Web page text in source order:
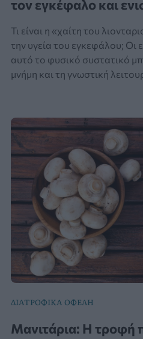
τον εγκέφαλο και
Τι είναι η «χαίτη του
την υγεία του εγκεφάλου; Οι
αυτό το φυσικό συστατικό
μνήμη και τη γνωστική
ΔΙΑΤΡΟΦΙΚΑ ΟΦΕΛΗ
Μανιτάρια: Η τροφή